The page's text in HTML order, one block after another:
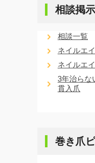
相談掲
相談一覧
ネイルエ
ネイルエ
3年治らな
貫入爪
巻き爪